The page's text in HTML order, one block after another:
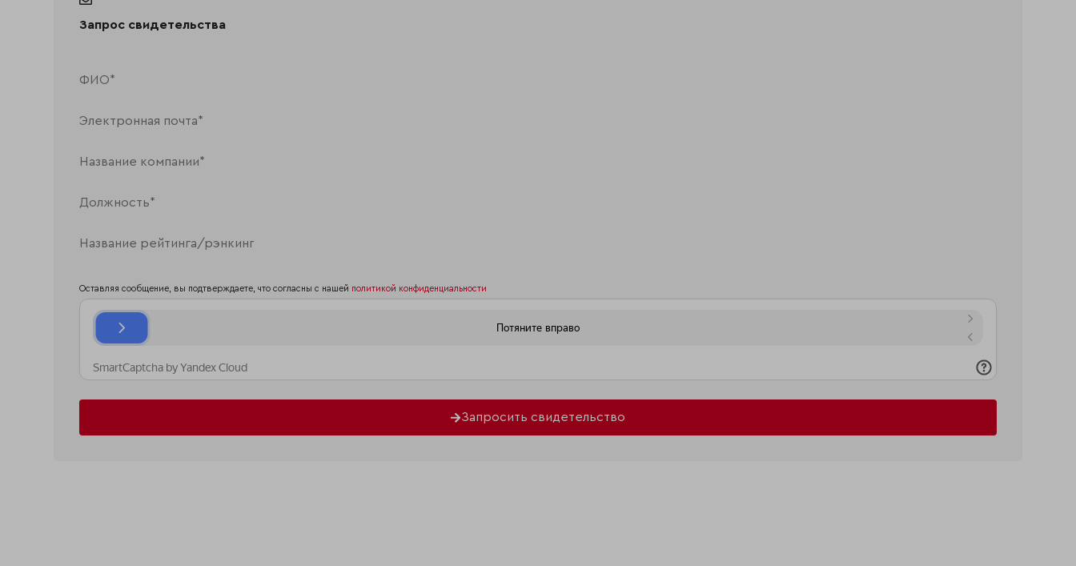
Запрос свидетельства
Оставляя сообщение, вы подтверждаете, что согласны с нашей политикой конфиденциальности
Запросить свидетельство